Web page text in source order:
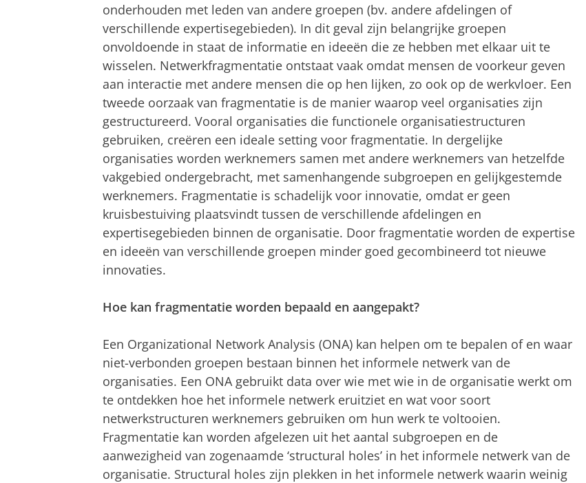
onderhouden met leden van andere groepen (bv. andere afdelingen of
verschillende expertisegebieden). In dit geval zijn belangrijke groepen
onvoldoende in staat de informatie en ideeën die ze hebben met elkaar uit te
wisselen. Netwerkfragmentatie ontstaat vaak omdat mensen de voorkeur geven
aan interactie met andere mensen die op hen lijken, zo ook op de werkvloer. Een
tweede oorzaak van fragmentatie is de manier waarop veel organisaties zijn
gestructureerd. Vooral organisaties die functionele organisatiestructuren
gebruiken, creëren een ideale setting voor fragmentatie. In dergelijke
organisaties worden werknemers samen met andere werknemers van hetzelfde
vakgebied ondergebracht, met samenhangende subgroepen en gelijkgestemde
werknemers. Fragmentatie is schadelijk voor innovatie, omdat er geen
kruisbestuiving plaatsvindt tussen de verschillende afdelingen en
expertisegebieden binnen de organisatie. Door fragmentatie worden de expertise
en ideeën van verschillende groepen minder goed gecombineerd tot nieuwe
innovaties.
Hoe kan fragmentatie worden bepaald en aangepakt?
Een Organizational Network Analysis (ONA) kan helpen om te bepalen of en waar
niet-verbonden groepen bestaan binnen het informele netwerk van de
organisaties. Een ONA gebruikt data over wie met wie in de organisatie werkt om
te ontdekken hoe het informele netwerk eruitziet en wat voor soort
netwerkstructuren werknemers gebruiken om hun werk te voltooien.
Fragmentatie kan worden afgelezen uit het aantal subgroepen en de
aanwezigheid van zogenaamde ‘structural holes’ in het informele netwerk van de
organisatie. Structural holes zijn plekken in het informele netwerk waarin weinig